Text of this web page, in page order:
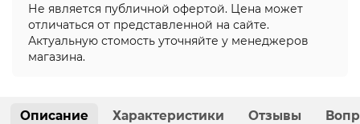
Не является публичной офертой. Цена может
отличаться от представленной на сайте.
Актуальную стомость уточняйте у менеджеров
магазина.
Описание Характеристики Отзывы